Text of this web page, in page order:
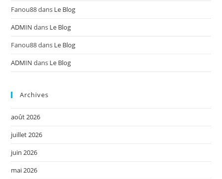
Fanou88dans Le Blog
ADMIN dans Le Blog
Fanou88dans Le Blog
ADMIN dans Le Blog
Archives
août 2026
juillet 2026
juin 2026
mai 2026